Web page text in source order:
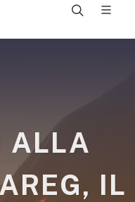
ALLA
IL